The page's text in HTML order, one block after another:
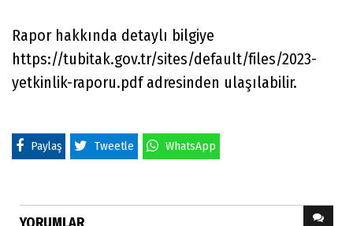
Rapor hakkında detaylı bilgiye
https://tubitak.gov.tr/sites/default/files/2023-
yetkinlik-raporu.pdf adresinden ulaşılabilir.
Paylaş Tweetle WhatsApp
YORUMLAR